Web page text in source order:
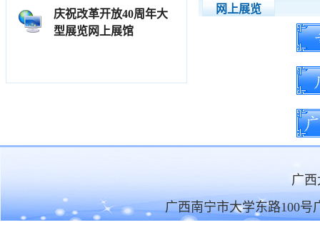
庆祝改革开放40周年大
型展览网上展馆
网上展览
广
广西南宁市大学东路100